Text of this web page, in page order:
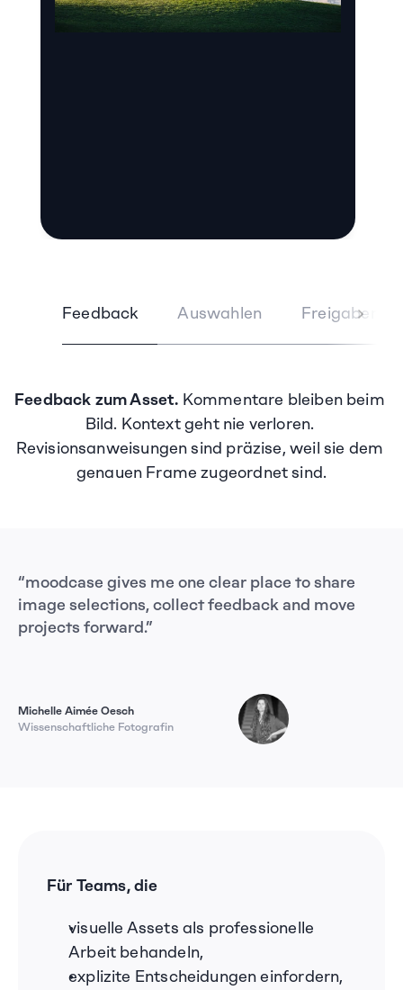
Feedback Auswahlen Freigaben
Feedback zum Asset. Kommentare bleiben beim
Bild. Kontext geht nie verloren.
Revisionsanweisungen sind präzise, weil sie dem
genauen Frame zugeordnet sind.
“moodcase gives me one clear place to share
image selections, collect feedback and move
projects forward.”
Michelle Aimée Oesch
Wissenschaftliche Fotografin
Für Teams, die
visuelle Assets als professionelle
Arbeit behandeln,
explizite Entscheidungen einfordern,